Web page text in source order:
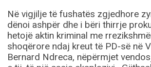
Në vigjilje të fushatës zgjedhore
dënoi ashpër dhe i bëri thirrje
hetojë aktin kriminal me
shoqërore ndaj kreut të PD-së në
Bernard Ndreca, nëpërmjet